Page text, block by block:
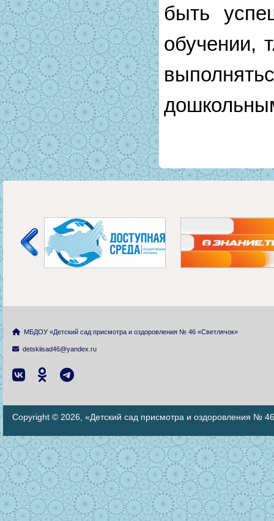
быть
обучении,
МБДОУ «Детский сад присмотра и оздоровления № 46 «Светлячок»
detskiisad46@yandex.ru
Copyright © 2026, «Детский сад присмотра и оздоровления №